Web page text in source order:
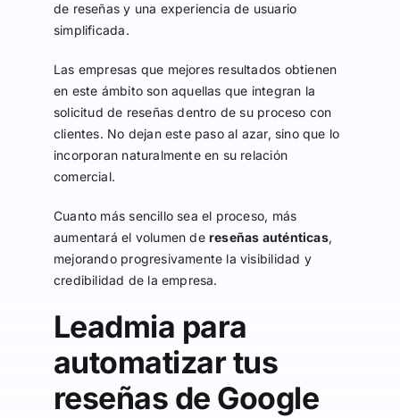
de reseñas y una experiencia de usuario
simplificada.
Las empresas que mejores resultados obtienen
en este ámbito son aquellas que integran la
solicitud de reseñas dentro de su proceso con
clientes. No dejan este paso al azar, sino que lo
incorporan naturalmente en su relación
comercial.
Cuanto más sencillo sea el proceso, más
aumentará el volumen dereseñas auténticas,
mejorando progresivamente la visibilidad y
credibilidad de la empresa.
Leadmia para
automatizar tus
reseñas de Google